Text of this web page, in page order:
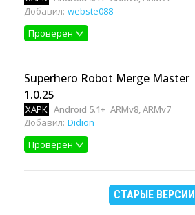
Добавил: webste088
Проверен
Superhero Robot Merge Master
1.0.25
XAPK Android 5.1+ ARMv8, ARMv7
Добавил: Didion
Проверен
СТАРЫЕ ВЕРСИИ